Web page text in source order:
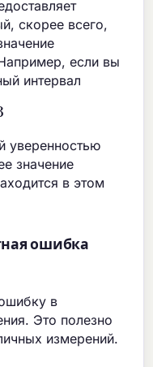
скорее всего,
если вы
интервал
уверенностью
значение
в этом
ошибка
в
Это полезно
измерений.